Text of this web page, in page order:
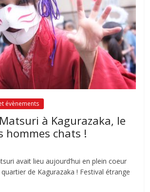
évènements
à Kagurazaka, le
hommes chats !
avait lieu aujourd’hui en plein coeur
de Kagurazaka ! Festival étrange